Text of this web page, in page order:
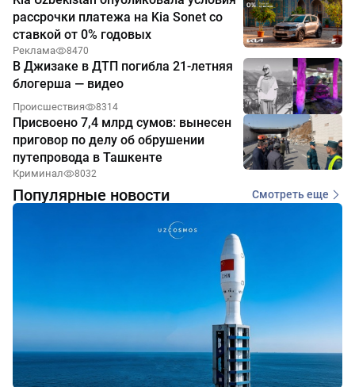
рассрочки платежа на Kia Sonet со
ставкой от 0% годовых
Реклама 8470
В Джизаке в ДТП погибла 21-летняя
блогерша — видео
Происшествия 8314
Присвоено 7,4 млрд сумов: вынесен
приговор по делу об обрушении
путепровода в Ташкенте
Криминал 8032
Популярные новости Смотреть еще